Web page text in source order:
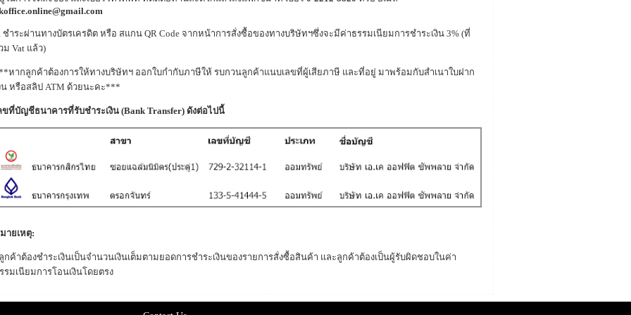
ชำระผ่านทางบัตรเครดิต หรือ สแกน QR Code จากหน้าการสั่งซื้อของทางบริษัทฯซึ่งจะมีค่าธรรมเนียมการชำระเงิน 3% (ที่
ม Vat แล้ว)
หากลูกค้าต้องการให้ทางบริษัทฯ ออกใบกำกับภาษีให้ รบกวนลูกค้าแนบเลขที่ผู้เสียภาษี และที่อยู่ มาพร้อมกับสำเนาใบฝาก
น หรือสลิป ATM ด้วยนะคะ***
ขที่บัญชีธนาคารที่รับชำระเงิน (Bank Transfer) ดังต่อไปนี้
ายเหตุ:
กค้าต้องชำระเงินเป็นจำนวนเงินเต็มตามยอดการชำระเงินของรายการสั่งซื้อสินค้า และลูกค้าต้องเป็นผู้รับผิดชอบในค่า
รมเนียมการโอนเงินโดยตรง